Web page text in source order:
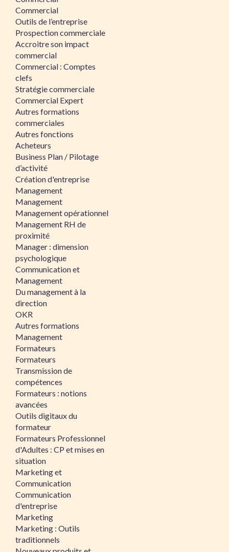
Commercial
Outils de l’entreprise
Prospection commerciale
Accroitre son impact
commercial
Commercial : Comptes
clefs
Stratégie commerciale
Commercial Expert
Autres formations
commerciales
Autres fonctions
Acheteurs
Business Plan / Pilotage
d’activité
Création d'entreprise
Management
Management
Management opérationnel
Management RH de
proximité
Manager : dimension
psychologique
Communication et
Management
Du management à la
direction
OKR
Autres formations
Management
Formateurs
Formateurs
Transmission de
compétences
Formateurs : notions
avancées
Outils digitaux du
formateur
Formateurs Professionnel
d'Adultes : CP et mises en
situation
Marketing et
Communication
Communication
d'entreprise
Marketing
Marketing : Outils
traditionnels